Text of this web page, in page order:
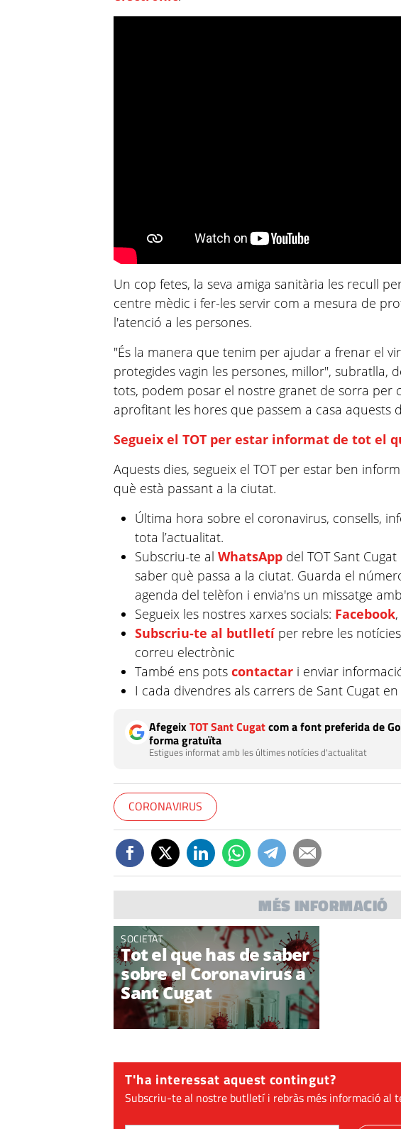
Un cop fetes, la seva amiga sanitària les recull
centre mèdic i fer-les servir com a mesura de
l'atenció a les persones.
"És la manera que tenim per ajudar a frenar el
protegides vagin les persones, millor", subratlla,
tots, podem posar el nostre granet de sorra per
aprofitant les hores que passem a casa aquests
Segueix el TOT per estar informat de tot el
Aquests dies, segueix el TOT per estar ben
què està passant a la ciutat.
Última hora sobre el coronavirus, consells,
tota l’actualitat.
Subscriu-te al WhatsAppdel TOT Sant
saber què passa a la ciutat. Guarda el
agenda del telèfon i envia'ns un missatge
Segueix les nostres xarxes socials: Facebook,
Subscriu-te al butlletíper rebre les
correu electrònic
També ens pots contactari enviar
I cada divendres als carrers de Sant Cugat
AfegeixTOT Sant Cugatcom a font preferida de
forma gratuïta
Estigues informat amb les últimes notícies d'actualitat
CORONAVIRUS
MÉS INFORMACIÓ
SOCIETAT
Tot el que has de saber
sobre el Coronavirus a
Sant Cugat
T'ha interessat aquest contingut?
Subscriu-te al nostre butlletí i rebràs més informació al